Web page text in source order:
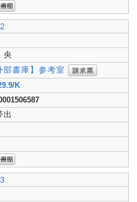
部書庫】参考室
K
出